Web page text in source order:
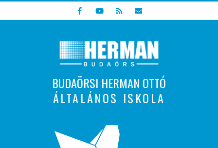
to
BUDAÖRSI HERMAN OTTÓ
ÁLTALÁNOS ISKOLA
Indulunk! Hamarosan újraindul oldalunk!